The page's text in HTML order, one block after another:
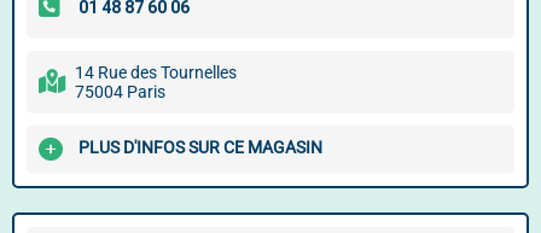
14 Rue des Tournelles
75004 Paris
PLUS D'INFOS SUR CE MAGASIN